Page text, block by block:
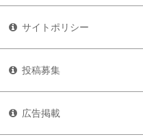
サイトポリシー
投稿募集
広告掲載